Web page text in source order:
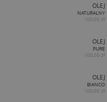
OLEJ
NATURALNY
100,00 zł
OLEJ
PURE
100,00 zł
OLEJ
BIANCO
100,00 zł